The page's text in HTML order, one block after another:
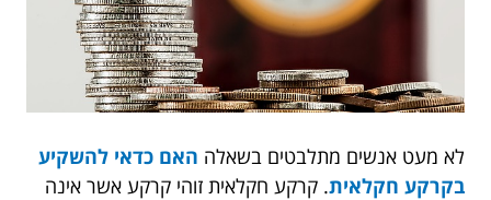
לא מעט אנשים מתלבטים בשאלה האם כדאי להשקיע
בקרקע חקלאית. קרקע חקלאית זוהי קרקע אשר אינה